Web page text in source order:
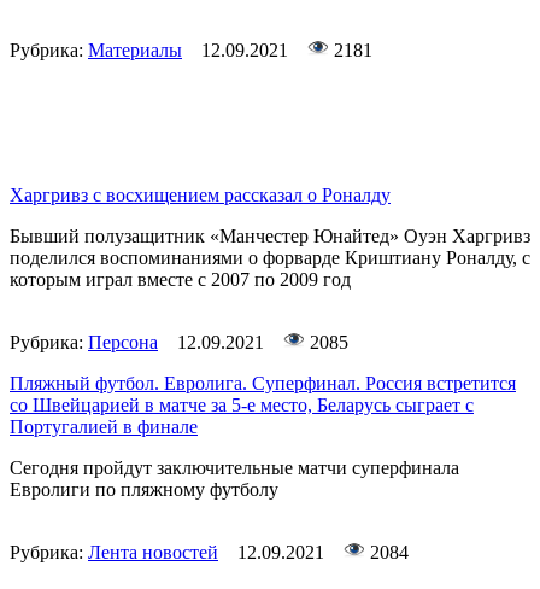
Рубрика: Материалы 12.09.2021 2181
Харгривз с восхищением рассказал о Роналду
Бывший полузащитник «Манчестер Юнайтед» Оуэн Харгривз
поделился воспоминаниями о форварде Криштиану Роналду, с
которым играл вместе с 2007 по 2009 год
Рубрика: Персона 12.09.2021
2085
Пляжный футбол. Евролига. Суперфинал. Россия встретится
со Швейцарией в матче за 5-е место, Беларусь сыграет с
Португалией в финале
Сегодня пройдут заключительные матчи суперфинала
Евролиги по пляжному футболу
Рубрика: Лента новостей 12.09.2021 2084